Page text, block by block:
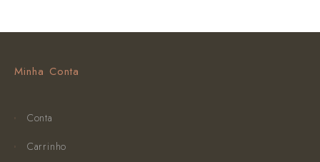
Minha Conta
Conta
Carrinho